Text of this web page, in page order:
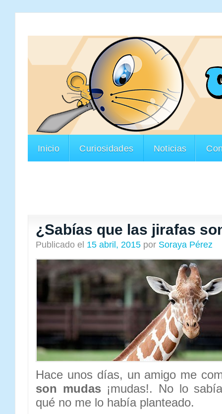
Inicio Curiosidades Noticias
¿Sabías que las jirafas
Publicado el 15 abril, 2015 por Soraya Pérez
Hace unos días, un amigo me
son mudas¡mudas!. No lo
qué no me lo había planteado.